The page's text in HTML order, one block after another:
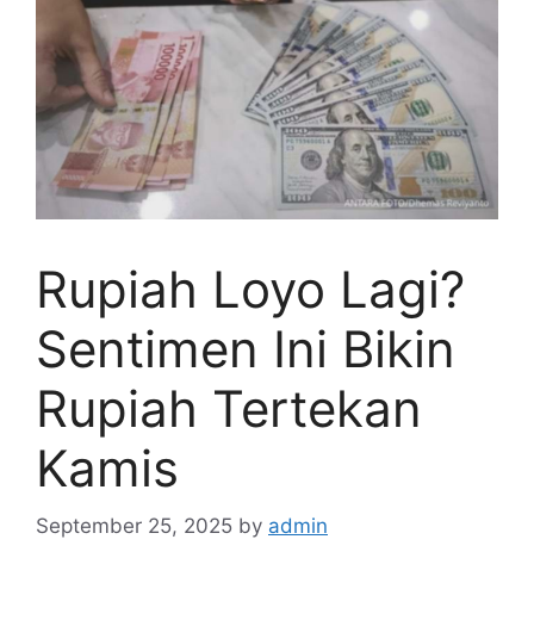
Rupiah Loyo Lagi?
Sentimen Ini Bikin
Rupiah Tertekan
Kamis
September 25, 2025 by admin